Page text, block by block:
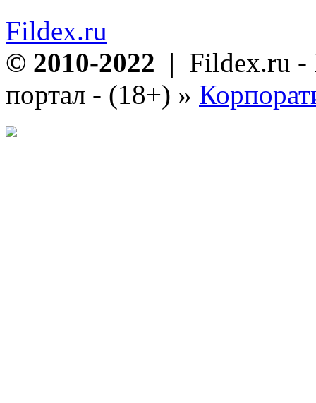
Fildex.ru
© 2010-2022 | Fildex.ru -
портал - (18+) »